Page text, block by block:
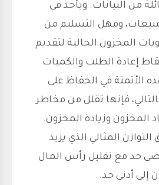
من البيانات. ويأخذ في
ومهل التسليم من
المخزون الحالية لتقديم
إعادة الطلب والكميات
الأتمتة في الحفاظ على
فإنها تقلل من مخاطر
المخزون وزيادة المخزون.
المثالي الذي يزيد
حد مع تقليل رأس المال
إلى أدنى حد.